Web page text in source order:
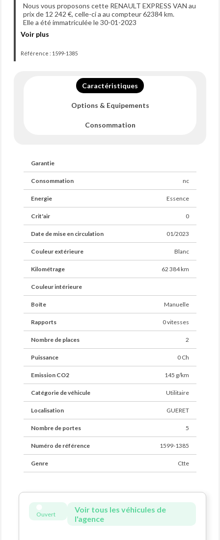
Nous vous proposons cette RENAULT EXPRESS VAN au
prix de 12 242 €, celle-ci a au compteur 62384 km.
Elle a été immatriculée le 30-01-2023
Voir plus
Référence : 1599-1385
Caractéristiques
Options & Equipements
Consommation
Garantie
Consommation nc
Energie Essence
Crit'air 0
Date de mise en circulation 01/2023
Couleur extérieure Blanc
Kilométrage 62 384 km
Couleur intérieure
Boîte Manuelle
Rapports 0 vitesses
Nombre de places 2
Puissance 0 Ch
Emission CO2 145 g/km
Catégorie de véhicule Utilitaire
Localisation GUERET
Nombre de portes 5
Numéro de référence 1599-1385
Genre Ctte
Ouvert
Voir tous les véhicules de
l'agence